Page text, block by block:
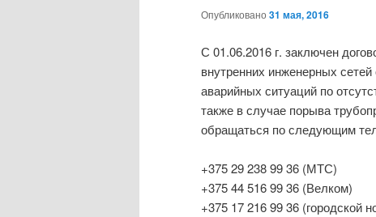
Опубликовано 31 мая, 2016
С 01.06.2016 г. заключен
внутренних инженерных
аварийных ситуаций по
также в случае порыва
обращаться по следующим
+375 29 238 99 36 (МТС)
+375 44 516 99 36 (Велком)
+375 17 216 99 36 (городской